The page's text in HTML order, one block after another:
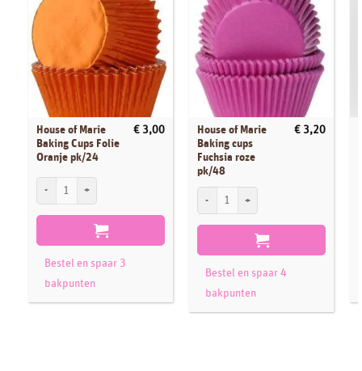
House of Marie
Baking Cups Folie
Oranje pk/24
€ 3,00
House of Marie Baking Cups Folie Oranje pk/24 aantal
Bestel en spaar 3
bakpunten
House of Marie
Baking cups
Fuchsia roze
pk/48
€ 3,20
House of Marie Baking cups Fuchsia
Bestel en spaar 4
bakpunten